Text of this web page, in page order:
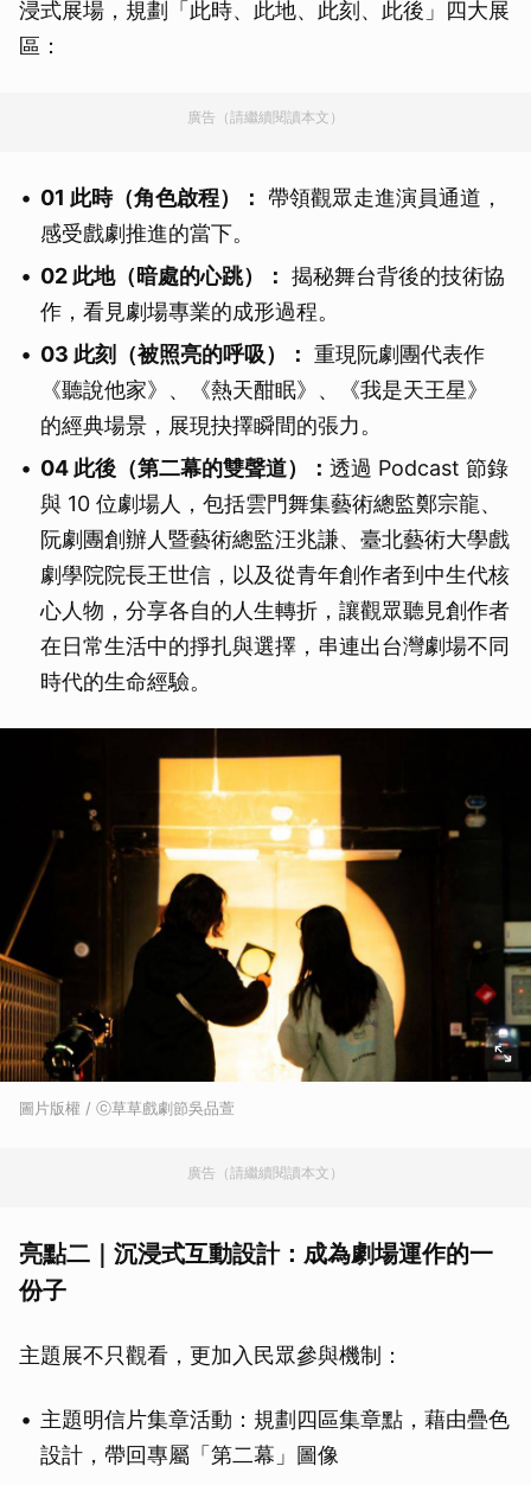
浸式展場，規劃「此時、此地、此刻、此後」四大展
區：
廣告（請繼續閱讀本文）
01 此時（角色啟程）：
帶領觀眾走進演員通道，
感受戲劇推進的當下。
02 此地（暗處的心跳）： 揭秘舞台背後的技術協
作，看見劇場專業的成形過程。
03 此刻（被照亮的呼吸）： 重現阮劇團代表作
《聽說他家》、《熱天酣眠》、《我是天王星》
的經典場景，展現抉擇瞬間的張力。
04 此後（第二幕的雙聲道）： 透過 Podcast 節錄
與 10 位劇場人，包括雲門舞集藝術總監鄭宗龍、
阮劇團創辦人暨藝術總監汪兆謙、臺北藝術大學戲
劇學院院長王世信，以及從青年創作者到中生代核
心人物，分享各自的人生轉折，讓觀眾聽見創作者
在日常生活中的掙扎與選擇，串連出台灣劇場不同
時代的生命經驗。
圖片版權 / ⓒ草草戲劇節吳品萱
廣告（請繼續閱讀本文）
亮點二｜沉浸式互動設計：成為劇場運作的一
份子
主題展不只觀看，更加入民眾參與機制：
主題明信片集章活動：規劃四區集章點，藉由疊色
設計，帶回專屬「第二幕」圖像